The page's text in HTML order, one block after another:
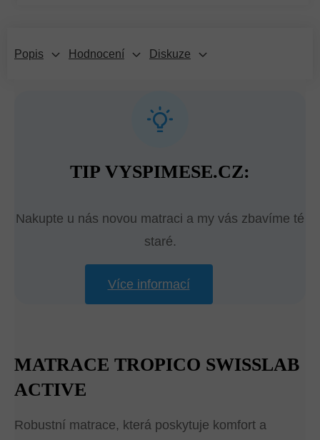
Popis Hodnocení Diskuze
TIP VYSPIMESE.CZ:
Nakupte u nás novou matraci a my vás zbavíme té
staré.
Více informací
MATRACE TROPICO SWISSLAB
ACTIVE
Robustní matrace, která poskytuje komfort a